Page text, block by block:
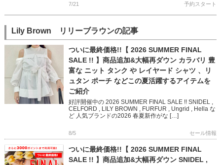
7/21 予約スタート
Lily Brown リリーブラウンの記事
ついに最終価格!!【 2026 SUMMER FINAL
SALE !! 】商品追加&大幅再ダウン カラバリ 豊
富な ニット タンク や レイヤード シャツ 、リ
ュタン ポーチ などこの夏活躍するアイテムを
ご紹介
好評開催中の 2026 SUMMER FINAL SALE !! SNIDEL ,
CELFORD , LILY BROWN , FURFUR , Ungrid , Hella な
ど 人気ブランドの2026 春夏新作がな […]
8/5 セール情報
ついに最終価格!!【 2026 SUMMER FINAL
SALE !! 】商品追加&大幅再ダウン SNIDEL ,